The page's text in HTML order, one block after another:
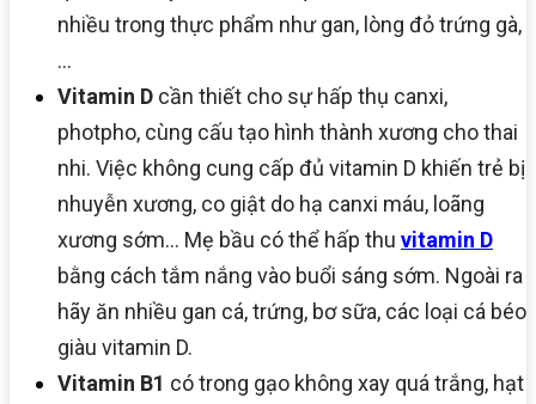
nhiều trong thực phẩm như gan, lòng đỏ trứng gà,
…
Vitamin D cần thiết cho sự hấp thụ canxi,
photpho, cùng cấu tạo hình thành xương cho thai
nhi. Việc không cung cấp đủ vitamin D khiến trẻ bị
nhuyễn xương, co giật do hạ canxi máu, loãng
xương sớm… Mẹ bầu có thể hấp thu vitamin D
bằng cách tắm nắng vào buổi sáng sớm. Ngoài ra
hãy ăn nhiều gan cá, trứng, bơ sữa, các loại cá béo
giàu vitamin D.
Vitamin B1 có trong gạo không xay quá trắng, hạt